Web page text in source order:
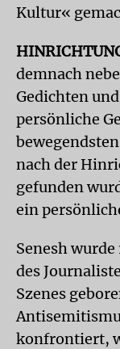
Kultur«
demnach
Gedichten
persönliche
nach der
gefunden
ein
Senesh
des
Szenes
konfrontiert,